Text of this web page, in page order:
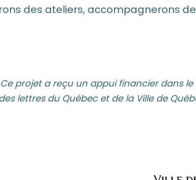
des ateliers, accompagnerons
projet a reçu un appui financier dans
lettres du Québec et de la Ville de